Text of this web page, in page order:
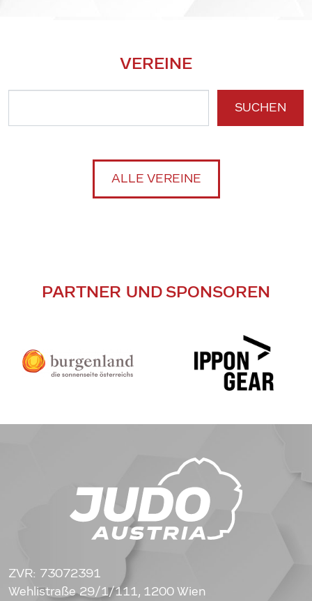
VEREINE
SUCHEN
ALLE VEREINE
PARTNER UND SPONSOREN
ZVR: 73072391
Wehlistraße 29/1/111, 1200 Wien